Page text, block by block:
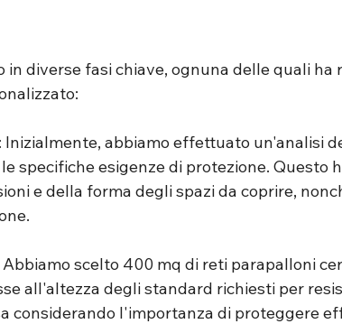
in diverse fasi chiave, ognuna delle quali ha
Inizialmente, abbiamo effettuato un'analisi
specifiche esigenze di protezione. Questo
e della forma degli spazi da coprire,
Abbiamo scelto 400 mq di reti parapalloni
all'altezza degli standard richiesti per
considerando l'importanza di proteggere